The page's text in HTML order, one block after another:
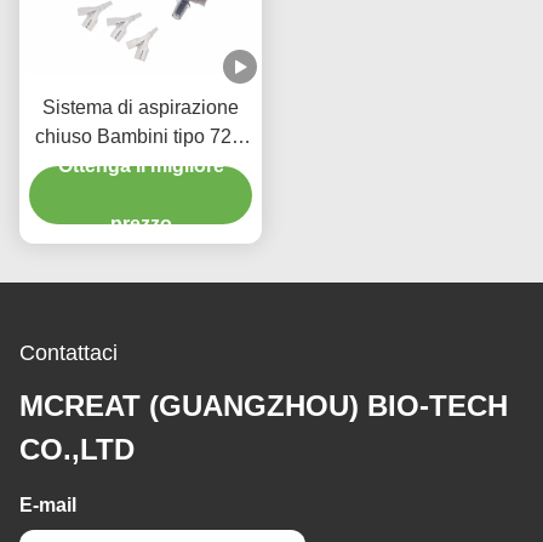
Sistema di aspirazione
chiuso Bambini tipo 72H
CSC Prodotti medici usa
Ottenga il migliore
prezzo
Contattaci
MCREAT (GUANGZHOU) BIO-TECH
CO.,LTD
E-mail